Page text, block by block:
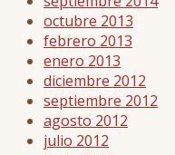
octubre 2013
febrero 2013
enero 2013
diciembre 2012
septiembre 2012
agosto 2012
julio 2012